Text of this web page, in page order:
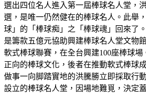
選出四位名人進入第一屆棒球名人堂，
選，是唯一仍然健在的棒球名人。此舉
球」的「棒球痴」之「棒球魂」回來了
是籌款五億元協助興建棒球名人堂文物
軟式棒球聯賽，在全台興建100座棒球
正向的棒球文化，後者在推動軟式棒球
做事一向脚踏實地的洪騰勝立即採取行
設立的棒球名人堂，因場地難覓，決定